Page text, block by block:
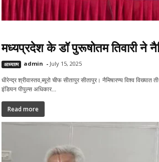
मध्यप्रदेश के डॉ पुरूषोतम तिवारी ने
आध्यात्म admin - July 15, 2025
धीरेन्द्र श्रीवास्तव,ब्यूरो चीफ सीतापुर सीतापुर। नैमिषारण्य विश्व
इंडियन पीपुल्स अधिकार...
Read more